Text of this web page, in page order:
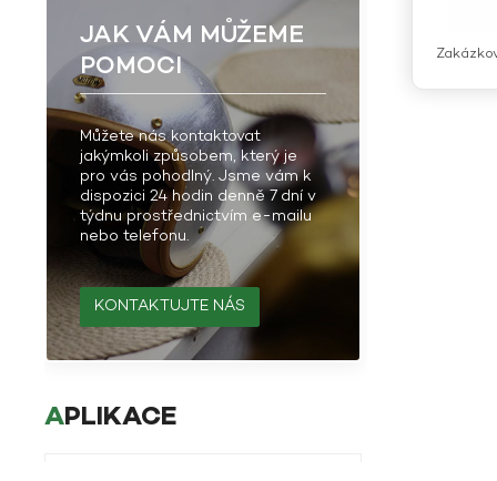
JAK VÁM MŮŽEME
POMOCI
Můžete nás kontaktovat
jakýmkoli způsobem, který je
pro vás pohodlný. Jsme vám k
dispozici 24 hodin denně 7 dní v
týdnu prostřednictvím e-mailu
nebo telefonu.
KONTAKTUJTE NÁS
APLIKACE